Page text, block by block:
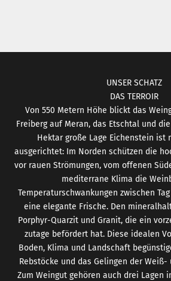
UNSER SCHATZ
DAS TERROIR
Von 550 Metern Höhe blickt das
Freiberg auf Meran, das Etschtal und
Hektar große Lage Eichenstein ist
ausgerichtet: Im Norden schützen die
vor rauen Strömungen, vom offenen
mediterrane Klima die
Temperaturschwankungen zwischen
eine elegante Frische. Den
Porphyr-Quarzit und Granit, die ein
zutage befördert hat. Diese idealen
Boden, Klima und Landschaft
Rebstöcke und das Gelingen der
Zum Weingut gehören auch drei Lagen